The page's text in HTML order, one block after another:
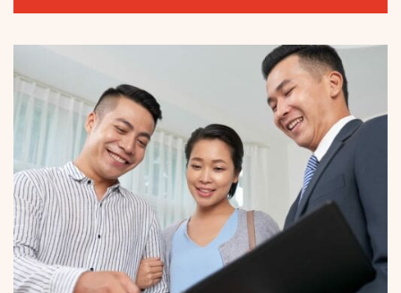
博客